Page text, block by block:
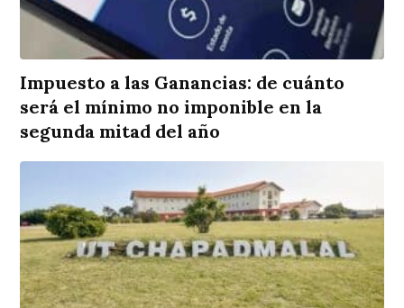
Impuesto a las Ganancias: de cuánto
será el mínimo no imponible en la
segunda mitad del año